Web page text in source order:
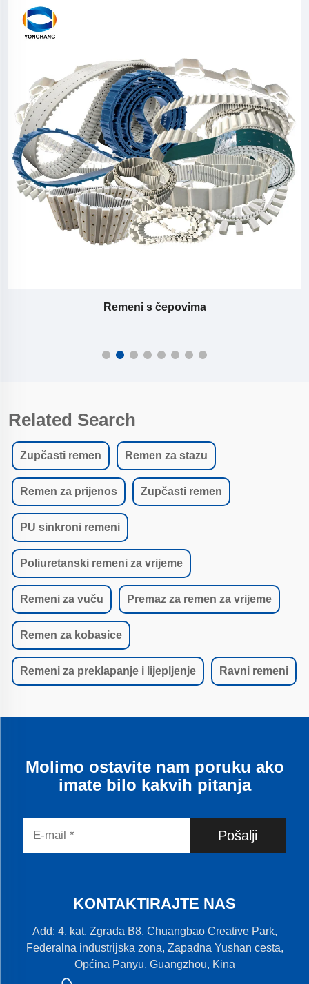
Remeni s čepovima
Related Search
Zupčasti remen Remen za stazu
Remen za prijenos Zupčasti remen
PU sinkroni remeni
Poliuretanski remeni za vrijeme
Remeni za vuču Premaz za remen za vrijeme
Remen za kobasice
Remeni za preklapanje i lijepljenje Ravni remeni
Molimo ostavite nam poruku ako
imate bilo kakvih pitanja
Pošalji
KONTAKTIRAJTE NAS
Add: 4. kat, Zgrada B8, Chuangbao Creative Park,
Federalna industrijska zona, Zapadna Yushan cesta,
Općina Panyu, Guangzhou, Kina